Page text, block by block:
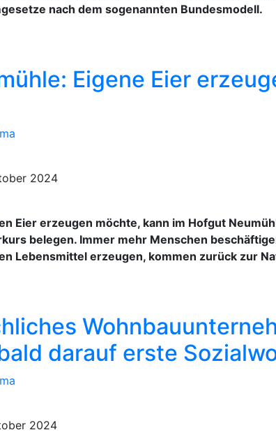
nach dem sogenannten Bundesmodell.
Eigene Eier
2024
Eier erzeugen möchte, kann im Hofgut
belegen. Immer mehr Menschen
Lebensmittel erzeugen, kommen zurück zur
darauf erste
2024